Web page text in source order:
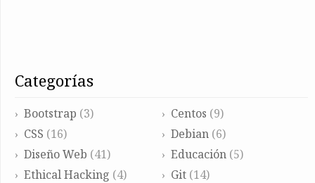
categorías
Bootstrap (3) Centos (9)
CSS (16) Debian(6)
Diseño Web (41) Educación(5)
Ethical Hacking (4) Git(14)